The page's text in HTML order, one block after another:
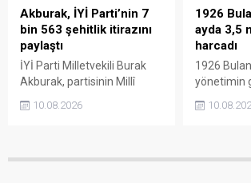
Akburak, İYİ Parti’nin 7
bin 563 şehitlik itirazını
paylaştı
İYİ Parti Milletvekili Burak
Akburak, partisinin Millî
Bütünleşmenin
hazırladığı muhalefet
10.08.2026
1926
ayda 3,5
harcadı
1926
yönetimin
yürütülen
Başkanı